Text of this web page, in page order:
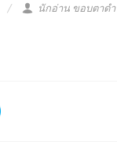
นักอ่าน ขอบตาดำ